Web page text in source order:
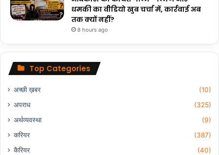
धमकी का वीडियो खुब चर्चा में, कार्रवाई अब
तक क्यों नहीं?
8 hours ago
Top Categories
अच्छी ख़बर
(10)
अपराध
(325)
अर्थव्यवस्था
(9)
करियर
(387)
कैरियर
(40)